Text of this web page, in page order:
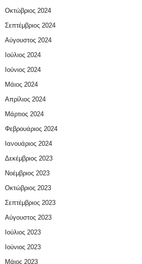
Οκτώβριος 2024
Σεπτέμβριος 2024
Αύγουστος 2024
Ιούλιος 2024
Ιούνιος 2024
Μάιος 2024
Απρίλιος 2024
Μάρτιος 2024
Φεβρουάριος 2024
Ιανουάριος 2024
Δεκέμβριος 2023
Νοέμβριος 2023
Οκτώβριος 2023
Σεπτέμβριος 2023
Αύγουστος 2023
Ιούλιος 2023
Ιούνιος 2023
Μάιος 2023